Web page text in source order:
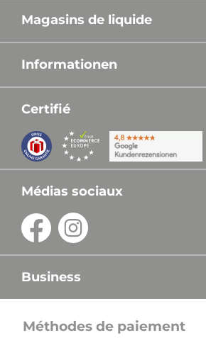
Magasins de liquide
Informationen
Certifié
Médias sociaux
Business
Méthodes de paiement